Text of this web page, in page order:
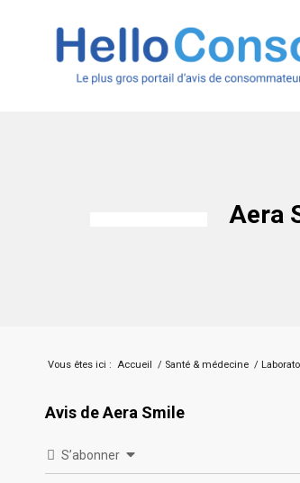
Aera
Vous êtes ici : Accueil / Santé & médecine /
Avis de Aera Smile
S’abonner